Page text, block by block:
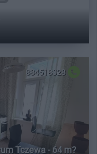
884518028
Tczewa - 64 m?